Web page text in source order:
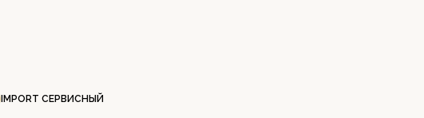
IMPORT СЕРВИСНЫЙ